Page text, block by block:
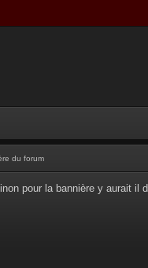
du forum
pour la bannière y aurait il